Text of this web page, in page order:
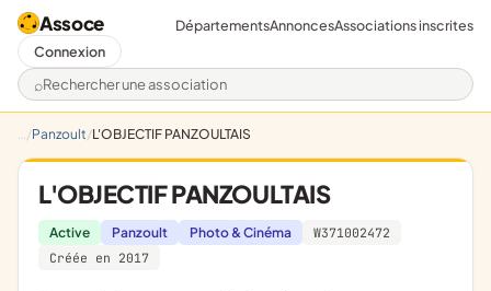
Assoce
Rechercher une association
DépartementsAnnoncesAssociations inscrites
Connexion
Panzoult L'OBJECTIF PANZOULTAIS
L'OBJECTIF PANZOULTAIS
Active Panzoult Photo & Cinéma
W371002472
Créée en 2017